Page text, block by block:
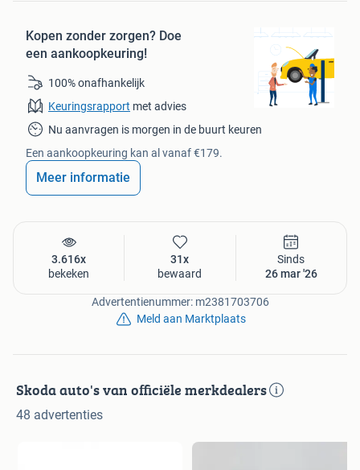
Kopen zonder zorgen? Doe
een aankoopkeuring!
100% onafhankelijk
Keuringsrapport met advies
Nu aanvragen is morgen in de buurt keuren
Een aankoopkeuring kan al vanaf €179.
Meer informatie
3.616x
bekeken
31x
bewaard
Sinds
26 mar '26
Advertentienummer: m2381703706
Meld aan Marktplaats
Skoda auto's van officiële merkdealers
48 advertenties